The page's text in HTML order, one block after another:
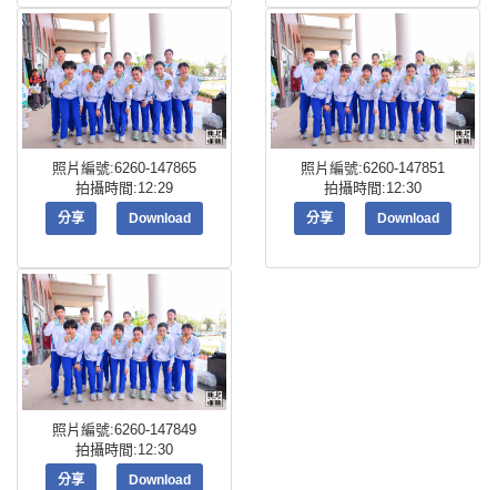
照片編號:6260-147865
拍攝時間:12:29
分享 Download
照片編號:6260-147851
拍攝時間:12:30
分享 Download
照片編號:6260-147849
拍攝時間:12:30
分享 Download